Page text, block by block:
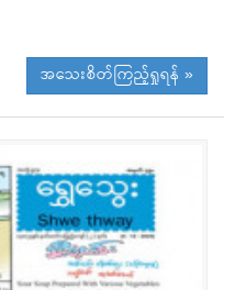
အသေးစိတ်ကြည့်ရှုရန် »